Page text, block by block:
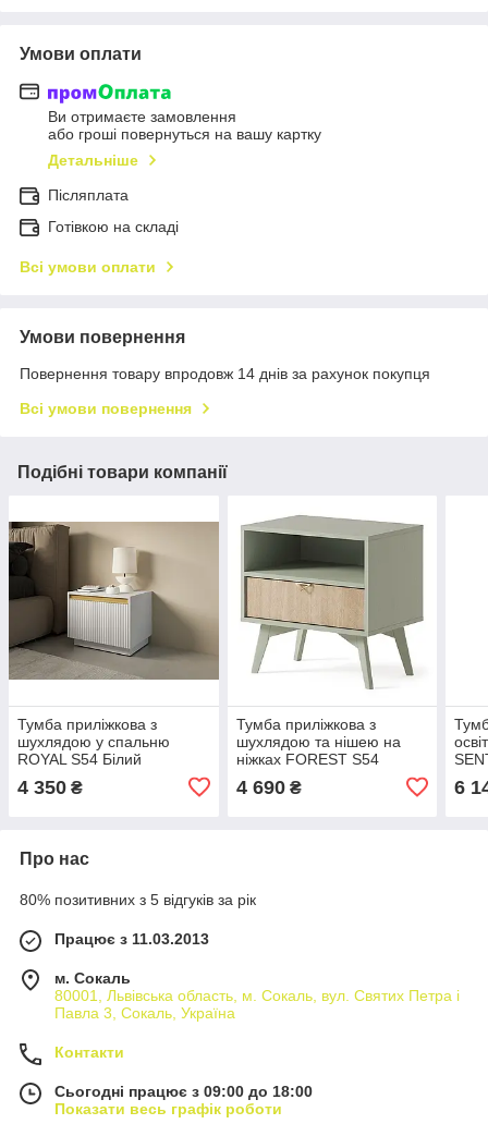
Умови оплати
Ви отримаєте замовлення
або гроші повернуться на вашу картку
Детальніше
Післяплата
Готівкою на складі
Всі умови оплати
Умови повернення
Повернення товару впродовж 14 днів за рахунок покупця
Всі умови повернення
Подібні товари компанії
Тумба приліжкова з
шухлядою у спальню
ROYAL S54 Білий
4 350 ₴
Тумба приліжкова з
шухлядою та нішею на
ніжках FOREST S54
Евкаліпт / сканді ялинка
4 690₴ 6
Про нас
80% позитивних з 5 відгуків за рік
Працює з 11.03.2013
м. Сокаль
80001, Львівська область, м. Сокаль, вул. Святих Петра і
Павла 3, Сокаль, Україна
Контакти
Сьогодні працює з 09:00 до 18:00
Показати весь графік роботи